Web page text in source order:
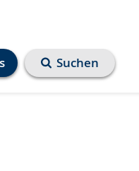
Suchen